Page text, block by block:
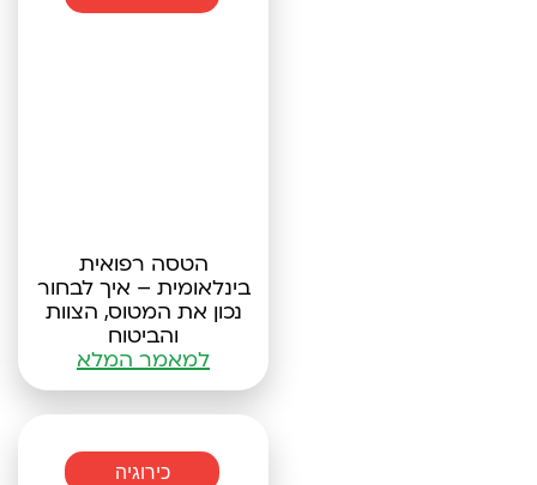
הטסה רפואית
בינלאומית – איך לבחור
נכון את המטוס, הצוות
והביטוח
למאמר המלא
כירוגיה